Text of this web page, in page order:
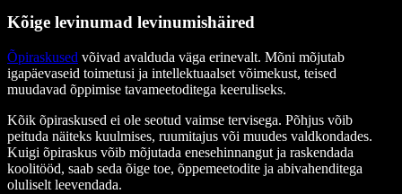
Kõige levinumad levinumishäired
Õpiraskused võivad avalduda väga erinevalt. Mõni mõjutab
igapäevaseid toimetusi ja intellektuaalset võimekust, teised
muudavad õppimise tavameetoditega keeruliseks.
Kõik õpiraskused ei ole seotud vaimse tervisega. Põhjus võib
peituda näiteks kuulmises, ruumitajus või muudes valdkondades.
Kuigi õpiraskus võib mõjutada enesehinnangut ja raskendada
koolitööd, saab seda õige toe, õppemeetodite ja abivahenditega
oluliselt leevendada.